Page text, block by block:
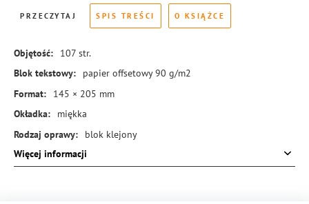
PRZECZYTAJ SPIS TREŚCI O KSIĄŻCE
Objętość: 107 str.
Blok tekstowy:
papier offsetowy 90 g/m2
Format:
145 × 205 mm
Okładka:
miękka
Rodzaj oprawy:
blok klejony
ISBN:
978-83-8221-689-9
Więcej informacji